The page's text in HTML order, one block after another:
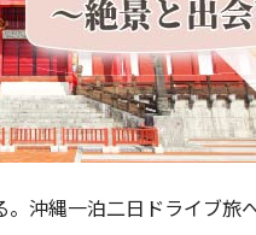
沖縄一泊二日ドライブ旅